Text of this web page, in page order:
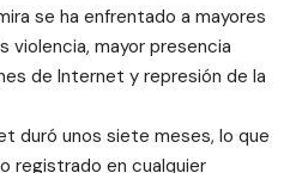
se ha enfrentado a mayores
violencia, mayor presencia
de Internet y represión de la
duró unos siete meses, lo que
registrado en cualquier